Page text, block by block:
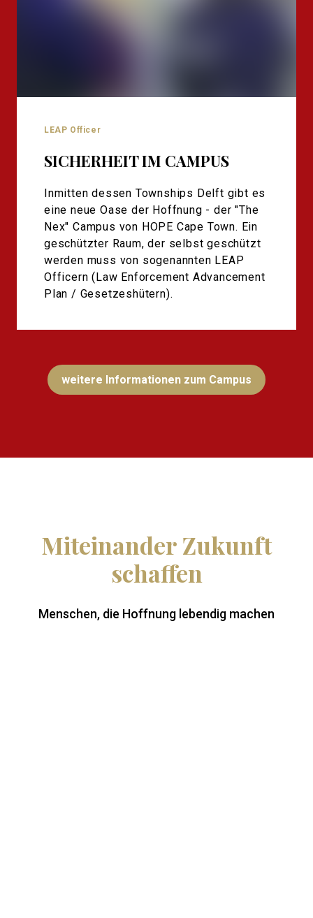
LEAP Officer
SICHERHEIT IM CAMPUS
Inmitten dessen Townships Delft gibt es
eine neue Oase der Hoffnung - der "The
Nex" Campus von HOPE Cape Town. Ein
geschützter Raum, der selbst geschützt
werden muss von sogenannten LEAP
Officern (Law Enforcement Advancement
Plan / Gesetzeshütern).
weitere Informationen zum Campus
Miteinander Zukunft
schaffen
Menschen, die Hoffnung lebendig machen